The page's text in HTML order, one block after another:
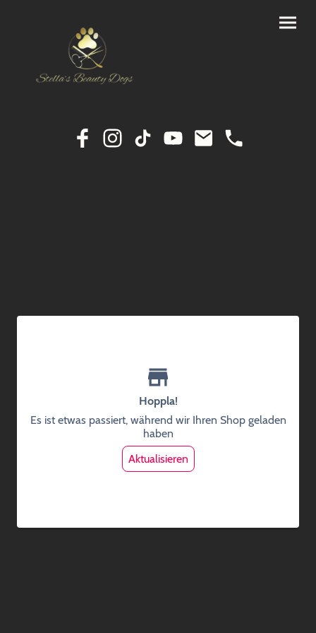
Hoppla!
Es ist etwas passiert, während wir Ihren Shop geladen
haben
Aktualisieren